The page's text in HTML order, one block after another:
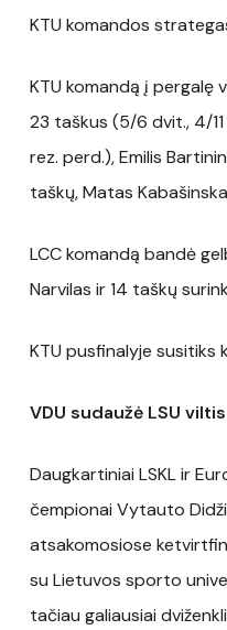
KTU komandos
KTU komandą į pergalę
23 taškus (5/6 dvit., 4/
rez. perd.), Emilis
taškų, Matas
LCC komandą bandė
Narvilas ir 14 taškų
KTU pusfinalyje susitiks
VDU sudaužė LSU viltis
Daugkartiniai LSKL ir
čempionai Vytauto
atsakomosiose
su Lietuvos sporto
tačiau galiausiai